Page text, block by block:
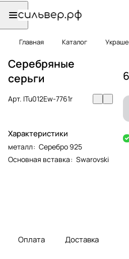
Главная Каталог
Серебряные
серьги
Арт. ITu012Ew-7761r
Характеристики
металл: Серебро 925
Основная вставка: Swarovski
Оплата Доставка